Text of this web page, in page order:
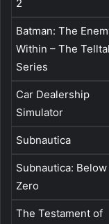
2
Batman: The
Within – The
Series
Car Dealership
Simulator
Subnautica
Subnautica: Below
Zero
The Testament of